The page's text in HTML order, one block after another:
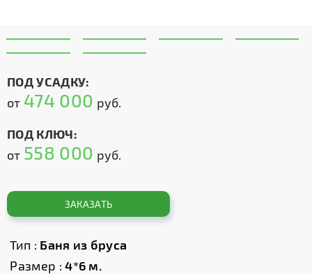
ПОД УСАДКУ:
от 474 000 руб.
ПОД КЛЮЧ:
от 558 000 руб.
ЗАКАЗАТЬ
Тип : Баня из бруса
Размер : 4*6 м.